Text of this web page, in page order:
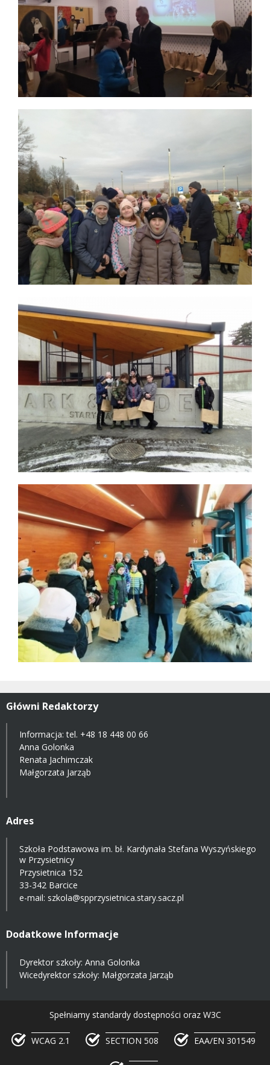
Główni Redaktorzy
Informacja: tel. +48 18 448 00 66
Anna Golonka
Renata Jachimczak
Małgorzata Jarząb
Adres
Szkoła Podstawowa im. bł. Kardynała Stefana Wyszyńskiego
w Przysietnicy
Przysietnica 152
33-342 Barcice
e-mail: szkola@spprzysietnica.stary.sacz.pl
Dodatkowe Informacje
Dyrektor szkoły: Anna Golonka
Wicedyrektor szkoły: Małgorzata Jarząb
Spełniamy standardy dostępności oraz W3C
WCAG 2.1 SECTION 508 EAA/EN 301549